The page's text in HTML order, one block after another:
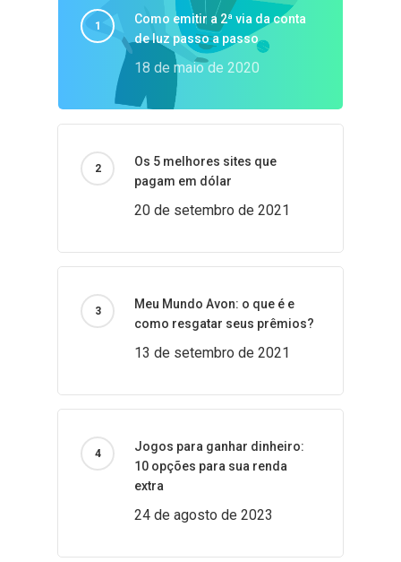
Como emitir a 2ª via da conta
de luz passo a passo
18 de maio de 2020
Os 5 melhores sites que
pagam em dólar
20 de setembro de 2021
Meu Mundo Avon: o que é e
como resgatar seus prêmios?
13 de setembro de 2021
Jogos para ganhar dinheiro:
10 opções para sua renda
extra
24 de agosto de 2023